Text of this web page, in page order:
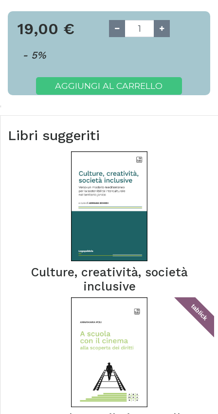
19,00 €
- 5%
AGGIUNGI AL CARRELLO
Libri suggeriti
Culture, creatività, società
inclusive
tablick